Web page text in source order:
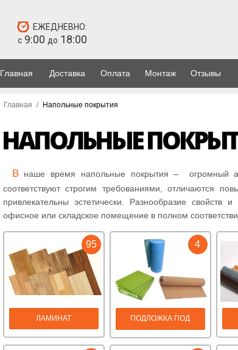
ЕЖЕДНЕВНО:
с9:00 до 18:00
Главная Доставка Оплата Монтаж Отзывы
Главная / Напольные покрытия
НАПОЛЬНЫЕ
Внаше время напольные покрытия – огромный
соответствуют строгим требованиями, отличаются
привлекательны эстетически. Разнообразие
офисное или складское помещение в полном
95
ЛАМИНАТ
4
ПОДЛОЖКА ПОД
ЛАМИНАТ